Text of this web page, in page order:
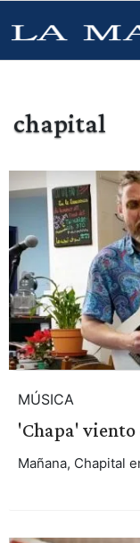
chapital
MÚSICA
'Chapa'
Mañana, Chapital